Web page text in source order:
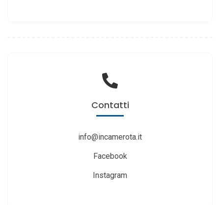
Contatti
info@incamerota.it
Facebook
Instagram